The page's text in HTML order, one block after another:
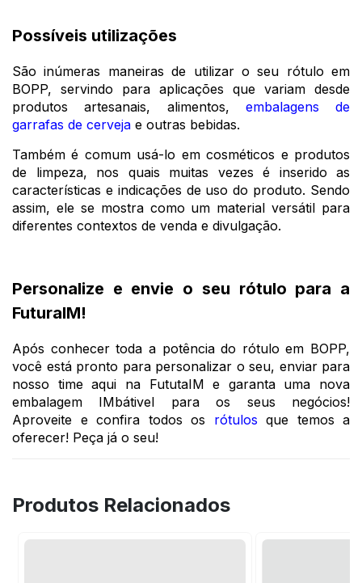
Possíveis utilizações
São inúmeras maneiras de utilizar o seu rótulo em
BOPP, servindo para aplicações que variam desde
produtos artesanais, alimentos, embalagens de
garrafas de cerveja e outras bebidas.
Também é comum usá-lo em cosméticos e produtos
de limpeza, nos quais muitas vezes é inserido as
características e indicações de uso do produto. Sendo
assim, ele se mostra como um material versátil para
diferentes contextos de venda e divulgação.
Personalize e envie o seu rótulo para a
FuturaIM!
Após conhecer toda a potência do rótulo em BOPP,
você está pronto para personalizar o seu, enviar para
nosso time aqui na FututaIM e garanta uma nova
embalagem IMbátivel para os seus negócios!
Aproveite e confira todos os rótulos que temos a
oferecer! Peça já o seu!
Produtos Relacionados